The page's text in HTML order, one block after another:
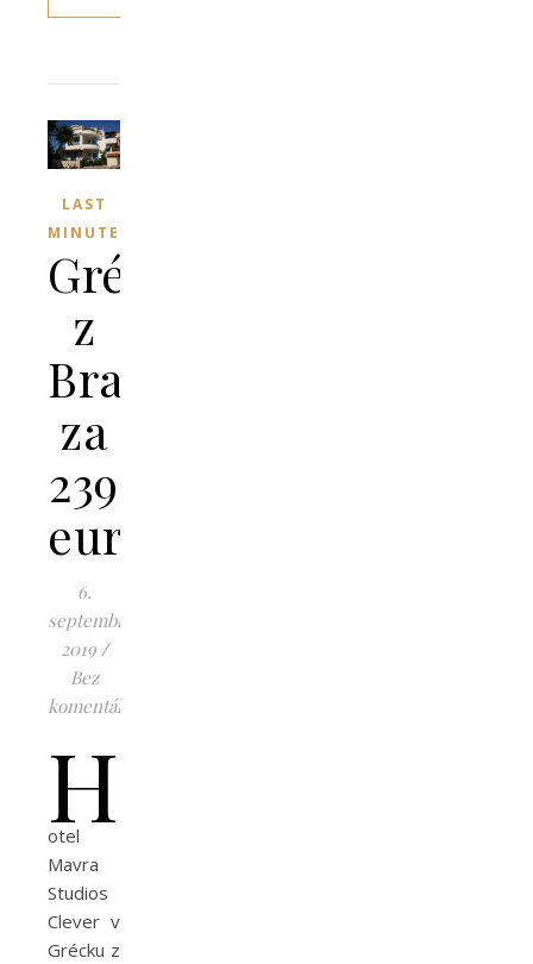
LAST
MINUTE
Grécko
z
Bratislavy
za
239
eur
6.
septembra
2019 /
Bez
komentárov
H
otel
Mavra
Studios
Clever v
Grécku z